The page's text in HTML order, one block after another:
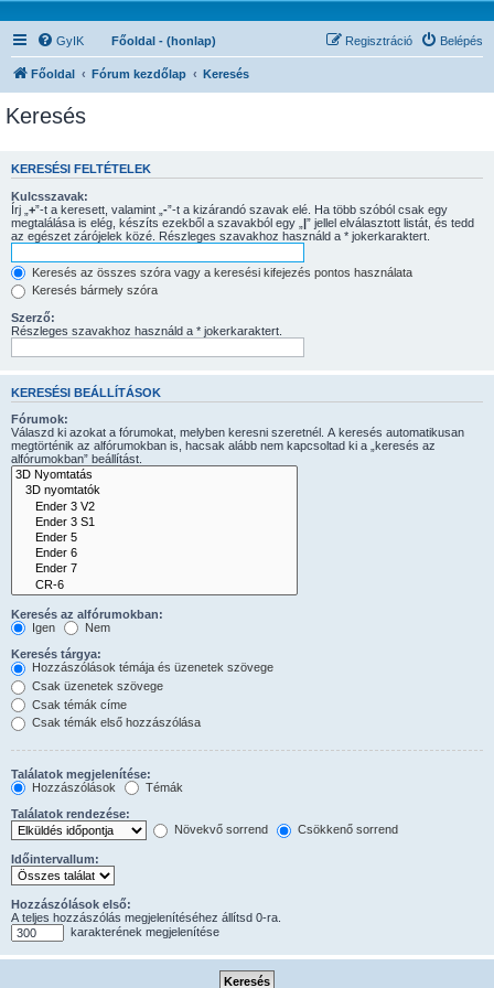
GyIK Főoldal - (honlap) Belépés
Regisztráció
Főoldal Fórum kezdőlap Keresés
Keresés
KERESÉSI FELTÉTELEK
Kulcsszavak:
Írj „ +”-t a keresett, valamint „ -”-t a kizárandó szavak elé. Ha több szóból csak egy
megtalálása is elég, készíts ezekből a szavakból egy „ |” jellel elválasztott listát, és tedd
az egészet zárójelek közé. Részleges szavakhoz használd a * jokerkaraktert.
Keresés az összes szóra vagy a keresési kifejezés pontos használata
Keresés bármely szóra
Szerző:
Részleges szavakhoz használd a * jokerkaraktert.
KERESÉSI BEÁLLÍTÁSOK
Fórumok:
Válaszd ki azokat a fórumokat, melyben keresni szeretnél. A keresés automatikusan
megtörténik az alfórumokban is, hacsak alább nem kapcsoltad ki a „keresés az
alfórumokban” beállítást.
Keresés az alfórumokban:
Igen
Nem
Keresés tárgya:
Hozzászólások témája és üzenetek szövege
Csak üzenetek szövege
Csak témák címe
Csak témák első hozzászólása
Találatok megjelenítése:
Hozzászólások
Témák
Találatok rendezése:
Növekvő sorrend
Csökkenő sorrend
Időintervallum:
Hozzászólások első:
A teljes hozzászólás megjelenítéséhez állítsd 0-ra.
karakterének megjelenítése